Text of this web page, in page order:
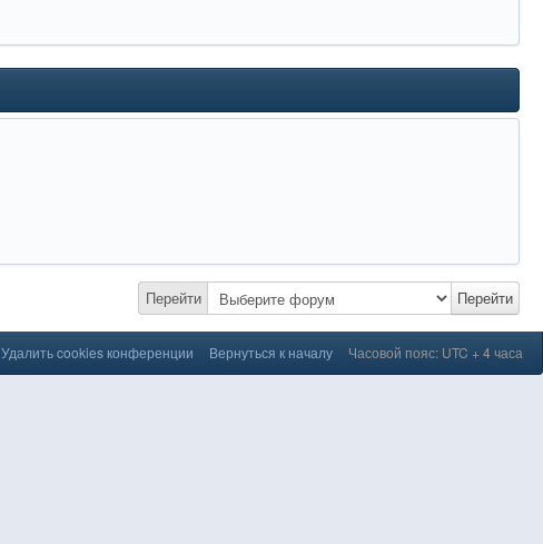
Перейти Перейти
Удалить cookies конференции Вернуться к началу Часовой пояс: UTC + 4 часа